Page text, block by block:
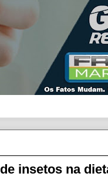
insetos na